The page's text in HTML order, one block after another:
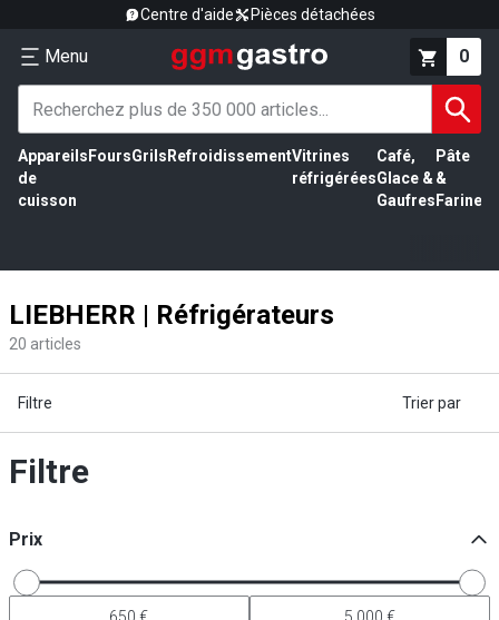
Centre d'aide Pièces détachées
Menu 0
Appareils
de
cuisson
FoursGrils RefroidissementVitrines
réfrigérées
Café,
Glace &
Gaufres
Pâte
&
Farine
LIEBHERR | Réfrigérateurs
20 articles
Filtre Trier par
Filtre
Prix